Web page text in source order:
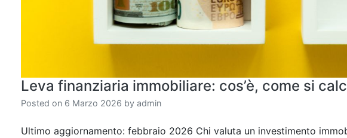
Leva finanziaria immobiliare: cos’è, come si
Posted on 6 Marzo 2026 by admin
Ultimo aggiornamento: febbraio 2026 Chi valuta un investimento